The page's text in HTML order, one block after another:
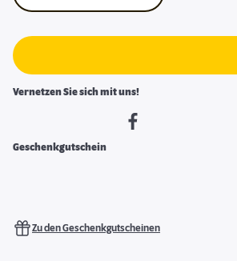
Vernetzen Sie sich mit uns!
Geschenkgutschein
Zu den Geschenkgutscheinen